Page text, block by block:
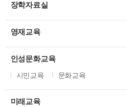
장학자료실
영재교육
인성문화교육
시민교육 문화교육
미래교육